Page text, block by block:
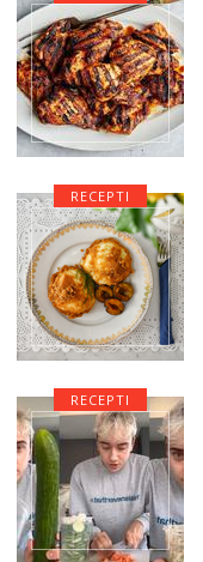
RECEPTI
RECEPTI